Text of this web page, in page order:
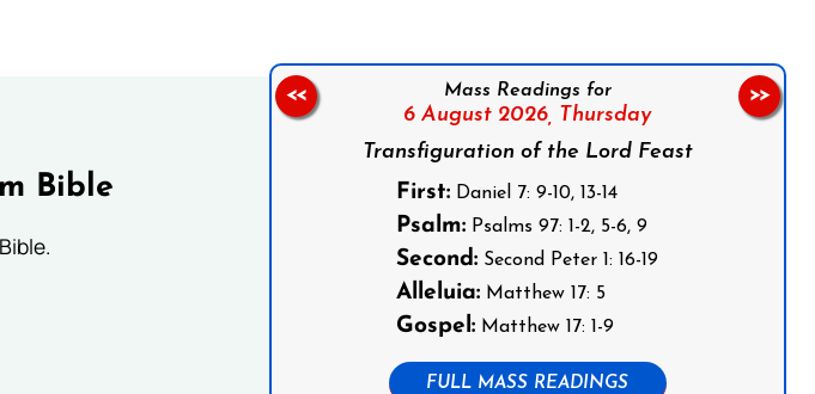
Bible
Mass Readings for
6 August 2026, Thursday
Transfiguration of the Lord Feast
First: Daniel 7: 9-10, 13-14
Psalm: Psalms 97: 1-2, 5-6, 9
Second: Second Peter 1: 16-19
Alleluia: Matthew 17: 5
Gospel: Matthew 17: 1-9
FULL MASS READINGS
<< >>